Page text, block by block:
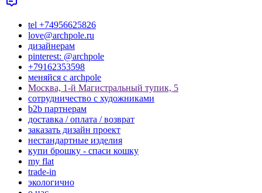
tel +74956625826
love@archpole.ru
дизайнерам
pinterest: @archpole
+79162353598
меняйся с аrchpole
Москва, 1-й Магистральный тупик, 5
cотрудничество с художниками
b2b партнерам
доставка / оплата / возврат
заказать дизайн проект
нестандартные изделия
купи брошку - спаси кошку
my flat
trade-in
экологично